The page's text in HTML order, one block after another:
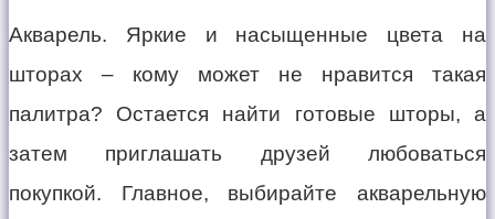
Акварель. Яркие и насыщенные цвета на
шторах – кому может не нравится такая
палитра? Остается найти готовые шторы, а
затем приглашать друзей любоваться
покупкой. Главное, выбирайте акварельную